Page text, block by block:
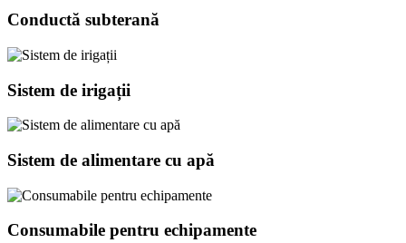
Conductă subterană
Sistem de irigații
Sistem de alimentare cu apă
Consumabile pentru echipamente